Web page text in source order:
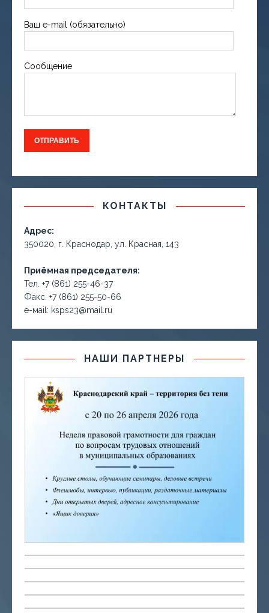
Ваш e-mail (обязательно)
Сообщение
КОНТАКТЫ
Адрес:
350020, г. Краснодар, ул. Красная, 143
Приёмная председателя:
Тел. +7 (861) 255-46-37
Факс. +7 (861) 255-50-66
е-маil: ksps23@mail.ru
НАШИ ПАРТНЕРЫ